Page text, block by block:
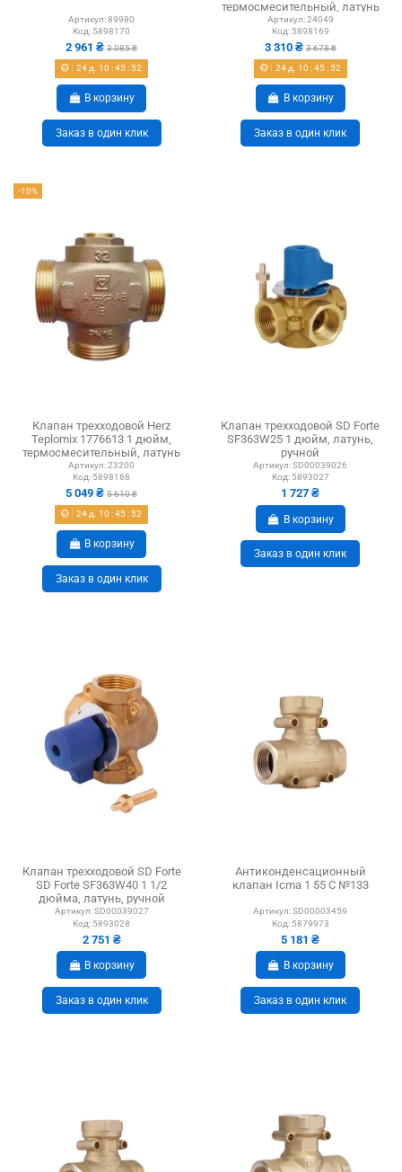
Артикул:89980
Код: 5898170
2 961 ₴3 085 ₴
24д. 10 :45: 51
В корзину
Заказ в один клик
термосмесительный, латунь
Артикул:24049
Код: 5898169
3 310 ₴ 3 678 ₴
24д. 10 :45: 51
В корзину
Заказ в один клик
-10%
Клапан трехходовой Herz
Teplomix 1776613 1 дюйм,
термосмесительный, латунь
Артикул:23200
Код: 5898168
5 049 ₴5 610 ₴
24д. 10 :45: 51
В корзину
Заказ в один клик
Клапан трехходовой SD Forte
SF363W25 1 дюйм, латунь,
ручной
Артикул: SD00039026
Код: 5893027
1 727 ₴
В корзину
Заказ в один клик
Клапан трехходовой SD Forte
SD Forte SF363W40 1 1/2
дюйма, латунь, ручной
Артикул: SD00039027
Код: 5893028
2 751 ₴
В корзину
Заказ в один клик
Антиконденсационный
клапан Icma 1 55 С №133
Артикул: SD00003459
Код: 5879973
5 181 ₴
В корзину
Заказ в один клик